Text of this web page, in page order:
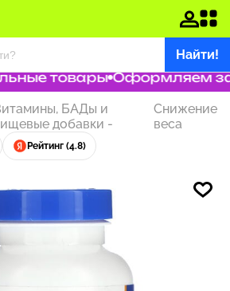
Найти!
товары Оформляем
БАДы и
добавки -
Снижение
веса
Рейтинг (4.8)